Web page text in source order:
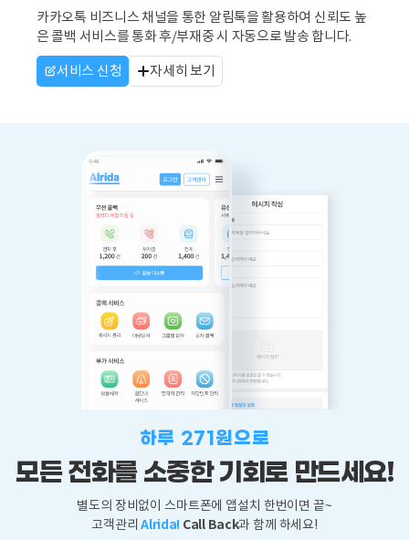
카카오톡 비즈니스 채널을 통한 알림톡을 활용하여 신뢰도 높
은 콜백 서비스를 통화 후/부재중 시 자동으로 발송 합니다.
서비스 신청 자세히 보기
하루 271원으로
모든 전화를 소중한기회로 만드세요!
별도의 장비없이 스마트폰에 앱설치 한번이면 끝~
고객관리Alrida! Call Back과 함께 하세요!